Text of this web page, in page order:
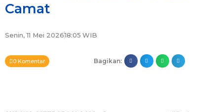
Camat
Senin, 11 Mei 202618:05 WIB
0 Komentar Bagikan: